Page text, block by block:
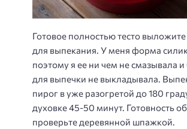
Готовое полностью тесто
для выпекания. У меня форма
поэтому я ее ни чем не смазывала
для выпечки не выкладывала.
пирог в уже разогретой до 180
духовке 45-50 минут. Готовность
проверьте деревянной шпажкой.